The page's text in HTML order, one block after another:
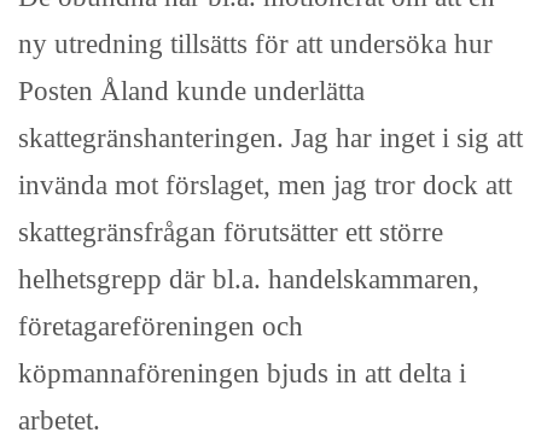
ny utredning tillsätts för att undersöka hur
Posten Åland kunde underlätta
skattegränshanteringen. Jag har inget i sig att
invända mot förslaget, men jag tror dock att
skattegränsfrågan förutsätter ett större
helhetsgrepp där bl.a. handelskammaren,
företagareföreningen och
köpmannaföreningen bjuds in att delta i
arbetet.